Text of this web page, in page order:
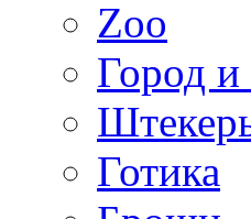
Zoo
Город и
Готика